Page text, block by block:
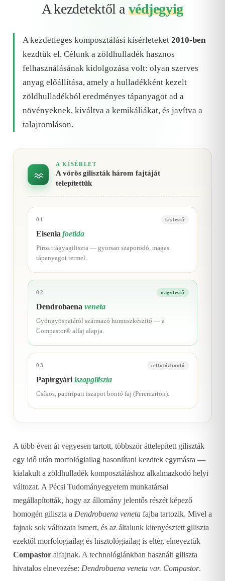
A kezdetektől a védjegyig
A kezdetleges komposztálási kísérleteket 2010-ben
kezdtük el. Célunk a zöldhulladék hasznos
felhasználásának kidolgozása volt: olyan szerves
anyag előállítása, amely a hulladékként kezelt
zöldhulladékból eredményes tápanyagot ad a
növényeknek, kiváltva a kemikáliákat, és javítva a
talajromláson.
A KÍSÉRLET
A vörös giliszták három fajtáját
telepítettük
01 kistestű
Eiseniafoetida
Piros trágyagiliszta — gyorsan szaporodó, magas
tápanyagot termel.
02 nagytestű
Dendrobaenaveneta
Gyöngyöspatáról származó humuszkészítő — a
Compastor® alfaj alapja.
03 cellulózbontó
Papírgyáriiszapgiliszta
Csíkos, papíripari iszapot bontó faj (Peremarton).
A több éven át vegyesen tartott, többször áttelepített giliszták
egy idő után morfológiailag hasonlítani kezdtek egymásra —
kialakult a zöldhulladék komposztáláshoz alkalmazkodó helyi
változat. A Pécsi Tudományegyetem munkatársai
megállapították, hogy az állomány jelentős részét képező
homogén giliszta a Dendrobaena veneta fajba tartozik. Mivel a
fajnak sok változata ismert, és az általunk kitenyésztett giliszta
ezektől morfológiailag és hisztológiailag is eltér, elneveztük
Compastor alfajnak. A technológiánkban használt giliszta
hivatalos elnevezése: Dendrobaena veneta var. Compastor.